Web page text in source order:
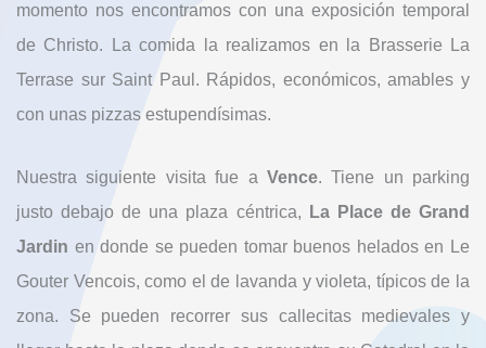
momento nos encontramos con una exposición temporal
de Christo. La comida la realizamos en la Brasserie La
Terrase sur Saint Paul. Rápidos, económicos, amables y
con unas pizzas estupendísimas.
Nuestra siguiente visita fue a Vence. Tiene un parking
justo debajo de una plaza céntrica,
La Place de Grand
Jardin en donde se pueden tomar buenos helados en Le
Gouter Vencois, como el de lavanda y violeta, típicos de la
zona. Se pueden recorrer sus callecitas medievales y